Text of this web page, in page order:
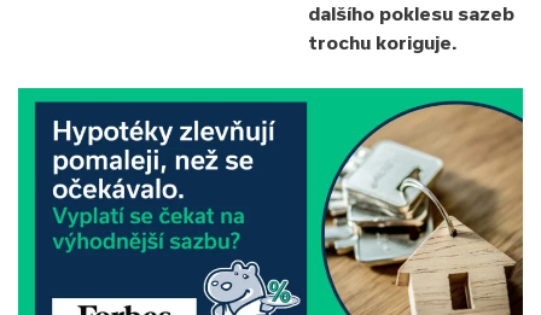
dalšího poklesu sazeb
trochu koriguje.